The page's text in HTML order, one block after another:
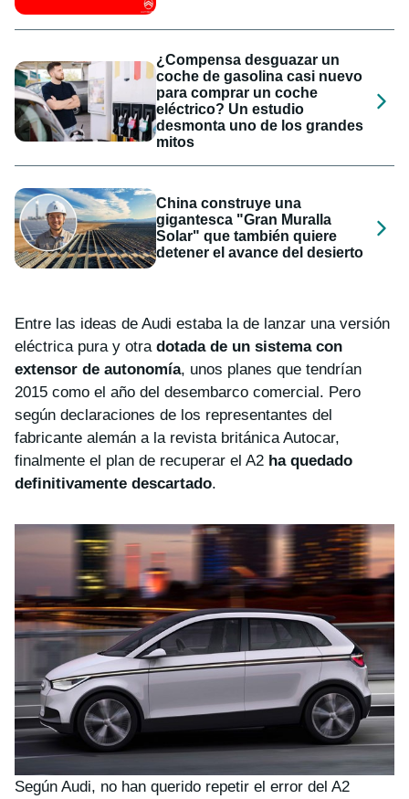
¿Compensa desguazar un
coche de gasolina casi nuevo
para comprar un coche
eléctrico? Un estudio
desmonta uno de los grandes
mitos
China construye una
gigantesca "Gran Muralla
Solar" que también quiere
detener el avance del desierto
Entre las ideas de Audi estaba la de lanzar una versión
eléctrica pura y otra dotada de un sistema con
extensor de autonomía, unos planes que tendrían
2015 como el año del desembarco comercial. Pero
según declaraciones de los representantes del
fabricante alemán a la revista británica Autocar,
finalmente el plan de recuperar el A2 ha quedado
definitivamente descartado.
Según Audi, no han querido repetir el error del A2